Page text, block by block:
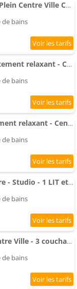
Appartement Petit Écrin - Plein Centre Ville Cocon & Charme
de bains
Chez Lucie & Pierre Appartement relaxant - Centre Ville Verdun - Géré par PrestaZen'Services
de bains
Chez Jean & Véro Appartement relaxant - Centre Ville Verdun - Géré par PrestaZen'Services
de bains
Chez Simon - Verdun Centre - Studio - 1 LIT et canapé convertible - Internet et TV - 4 personnes - G
de bains
Appartement Verdun - Centre Ville - 3 couchages - Proche gare - 1 chambre - - Wifi - Géré par Presta
de bains